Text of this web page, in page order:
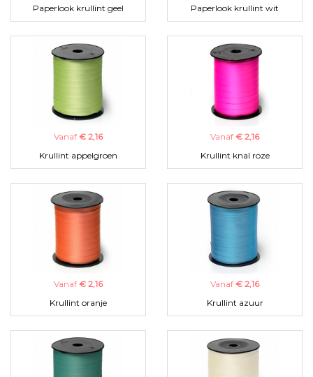
Paperlook krullint geel
Paperlook krullint wit
Vanaf € 2,16
Krullint appelgroen
Vanaf € 2,16
Krullint knal roze
Vanaf € 2,16
Krullint oranje
Vanaf € 2,16
Krullint azuur